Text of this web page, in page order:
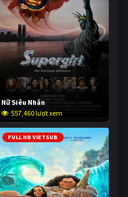
Nữ Siêu Nhân
557,460 lượt xem
FULL HD VIETSUB